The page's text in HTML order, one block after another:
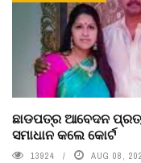
ଛାଡପତ୍ର ଆବେଦନ
ସମାଧାନ କଲେ କୋର୍ଟ
13924 AUG 08,